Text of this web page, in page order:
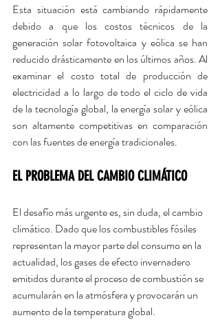
Esta situación está cambiando rápidamente
debido a que los costos técnicos de la
generación solar fotovoltaica y eólica se han
reducido drásticamente en los últimos años. Al
examinar el costo total de producción de
electricidad a lo largo de todo el ciclo de vida
de la tecnología global, la energía solar y eólica
son altamente competitivas en comparación
con las fuentes de energía tradicionales.
EL PROBLEMA DEL CAMBIO CLIMÁTICO
El desafío más urgente es, sin duda, el cambio
climático. Dado que los combustibles fósiles
representan la mayor parte del consumo en la
actualidad, los gases de efecto invernadero
emitidos durante el proceso de combustión se
acumularán en la atmósfera y provocarán un
aumento de la temperatura global.